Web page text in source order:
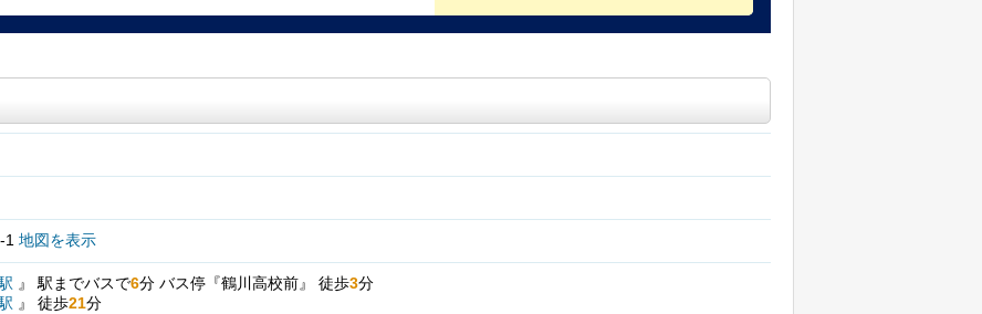
地図を表示
』 駅までバスで6分 バス停『鶴川高校前』 徒歩3分
』 徒歩21分